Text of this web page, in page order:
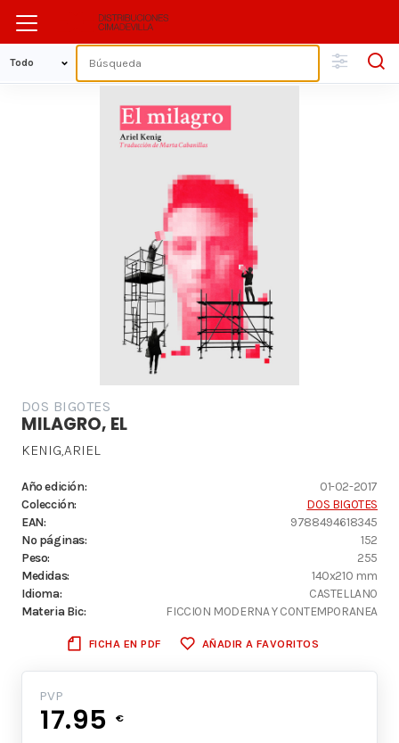
DOS BIGOTES
MILAGRO, EL
KENIG,ARIEL
Año edición:
01-02-2017
Colección:
DOS BIGOTES
EAN:
9788494618345
Nº páginas:
152
Peso:
255
Medidas:
140x210 mm
Idioma:
CASTELLANO
Materia Bic:
FICCION MODERNA Y CONTEMPORANEA
FICHA EN PDF AÑADIR A FAVORITOS
PVP
17.95 €